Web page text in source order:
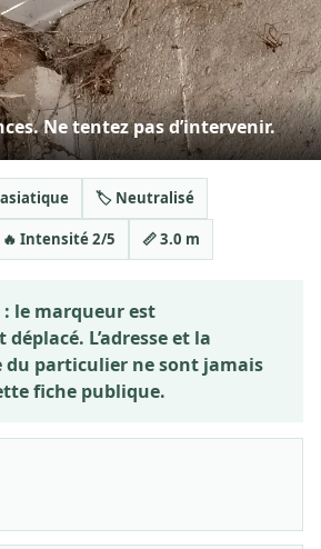
Ne tentez pas d’intervenir.
🏷️ Neutralisé
🔥 Intensité 2/5 📏 3.0 m
le marqueur est
L’adresse et la
du particulier ne sont jamais
fiche publique.